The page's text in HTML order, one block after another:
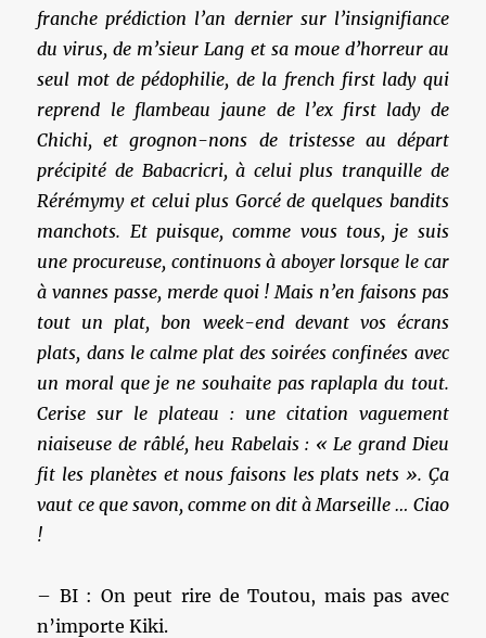
franche prédiction l’an dernier sur l’insignifiance
du virus, de m’sieur Lang et sa moue d’horreur au
seul mot de pédophilie, de la french first lady qui
reprend le flambeau jaune de l’ex first lady de
Chichi, et grognon-nons de tristesse au départ
précipité de Babacricri, à celui plus tranquille de
Rérémymy et celui plus Gorcé de quelques bandits
manchots. Et puisque, comme vous tous, je suis
une procureuse, continuons à aboyer lorsque le car
à vannes passe, merde quoi ! Mais n’en faisons pas
tout un plat, bon week-end devant vos écrans
plats, dans le calme plat des soirées confinées avec
un moral que je ne souhaite pas raplapla du tout.
Cerise sur le plateau : une citation vaguement
niaiseuse de râblé, heu Rabelais : « Le grand Dieu
fit les planètes et nous faisons les plats nets ». Ça
vaut ce que savon, comme on dit à Marseille … Ciao
!
– BI : On peut rire de Toutou, mais pas avec
n’importe Kiki.